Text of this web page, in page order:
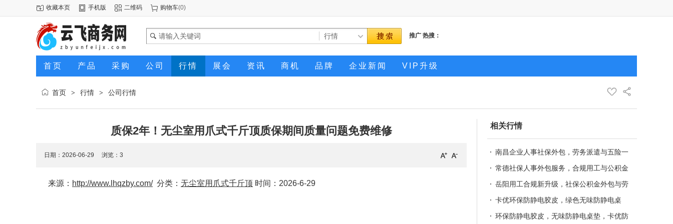
收藏本页 手机版 二维码 购物车(0)
推广 热搜：
首页 产品 采购 公司 行情 展会 资讯 商机 品牌 企业新闻 VIP升级
首页 > 行情 > 公司行情
质保2年！无尘室用爪式千斤顶质保期间质量问题免费维修
日期：2026-06-29 浏览： 3
来源： http://www.lhqzby.com/分类： 无尘室用爪式千斤顶 时间：2026-6-29
相关行情
南昌企业人事社保外包，劳务派遣与五险一
金合规代办方案
常德社保人事外包服务，合规用工与公积金
新政代办
岳阳用工合规新升级，社保公积金外包与劳
务派遣一站式服务
卡优环保防静电胶皮，绿色无味防静电桌
垫，抗疲劳脚垫 无味防静电桌垫，环保防
环保防静电胶皮，无味防静电桌垫，卡优防